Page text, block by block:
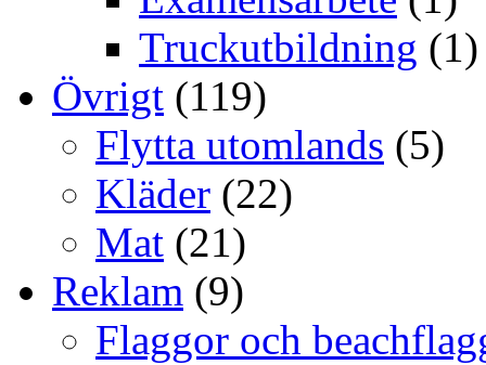
Truckutbildning (1)
Övrigt (119)
Flytta utomlands (5)
Kläder (22)
Mat (21)
Reklam (9)
Flaggor och